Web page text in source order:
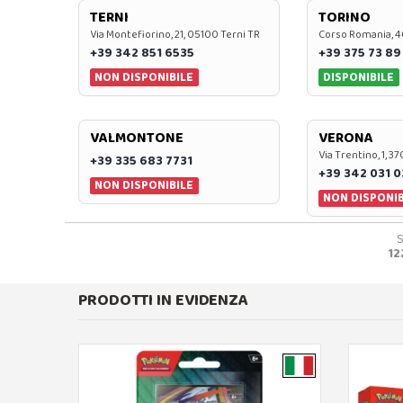
TERNI
Via Montefiorino, 21, 05100 Terni TR
+39 342 851 6535
NON DISPONIBILE
TORINO
Corso Romania,
+39 375 73
DISPONIBILE
VALMONTONE
+39 335 683 7731
NON DISPONIBILE
VERONA
Via Trentino, 1,
+39 342 031
NON
PRODOTTI IN EVIDENZA